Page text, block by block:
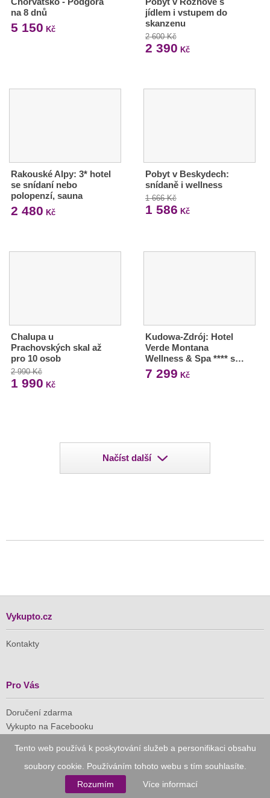
Tento web používá k poskytování služeb a personifikaci obsahu
soubory cookie. Používáním tohoto webu s tím souhlasíte.
Rozumím
Více informací
na 8 dnů
5 150 Kč
jídlem i vstupem do
skanzenu
2 600 Kč
2 390 Kč
Rakouské Alpy: 3* hotel
se snídaní nebo
polopenzí, sauna
2 480 Kč
Pobyt v Beskydech:
snídaně i wellness
1 666 Kč
1 586 Kč
Chalupa u
Prachovských skal až
pro 10 osob
2 990 Kč
1 990 Kč
Kudowa-Zdrój: Hotel
Verde Montana
Wellness & Spa **** s…
7 299 Kč
Načíst další
Vykupto.cz
Kontakty
Pro Vás
Doručení zdarma
Vykupto na Facebooku
Důvěryhodný nákup
Naše společnost je členem Asociace pro elektronickou
komerci (APEK)